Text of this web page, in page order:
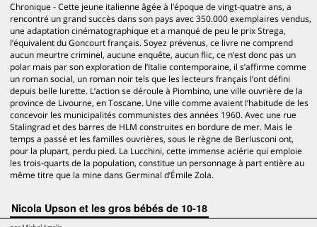
Chronique - Cette jeune italienne âgée à l’époque de vingt-quatre ans, a
rencontré un grand succès dans son pays avec 350.000 exemplaires vendus,
une adaptation cinématographique et a manqué de peu le prix Strega,
l’équivalent du Goncourt français. Soyez prévenus, ce livre ne comprend
aucun meurtre criminel, aucune enquête, aucun flic, ce n’est donc pas un
polar mais par son exploration de l’Italie contemporaine, il s’affirme comme
un roman social, un roman noir tels que les lecteurs français l’ont défini
depuis belle lurette. L’action se déroule à Piombino, une ville ouvrière de la
province de Livourne, en Toscane. Une ville comme avaient l’habitude de les
concevoir les municipalités communistes des années 1960. Avec une rue
Stalingrad et des barres de HLM construites en bordure de mer. Mais le
temps a passé et les familles ouvrières, sous le règne de Berlusconi ont,
pour la plupart, perdu pied. La Lucchini, cette immense aciérie qui emploie
les trois-quarts de la population, constitue un personnage à part entière au
même titre que la mine dans Germinal d’Émile Zola.
Nicola Upson et les gros bébés de 10-18